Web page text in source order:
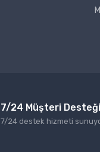
7/24 Müşteri Desteği
7/24 destek hizmeti